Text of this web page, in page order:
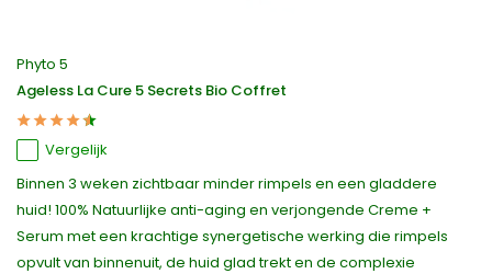
Phyto 5
Ageless La Cure 5 Secrets Bio Coffret
Vergelijk
Binnen 3 weken zichtbaar minder rimpels en een gladdere
huid! 100% Natuurlijke anti-aging en verjongende Creme +
Serum met een krachtige synergetische werking die rimpels
opvult van binnenuit, de huid glad trekt en de complexie